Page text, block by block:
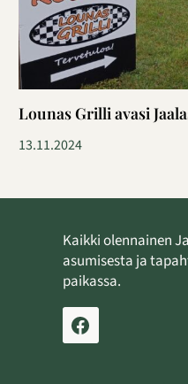
Lounas Grilli avasi
13.11.2024
Kaikki olennainen
asumisesta ja
paikassa.